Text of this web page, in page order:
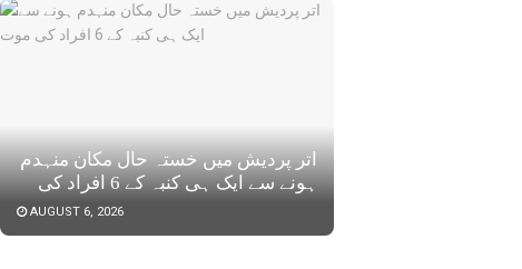
اتر پردیش میں خستہ حال مکان منہدم
ہونے سے ایک ہی کنبہ کے 6 افراد کی
AUGUST 6, 2026